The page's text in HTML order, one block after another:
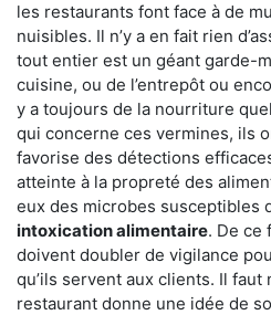
les restaurants font face à de
nuisibles. Il n’y a en fait rien
tout entier est un géant garde-
cuisine, ou de l’entrepôt ou
y a toujours de la nourriture
qui concerne ces vermines, ils
favorise des détections
atteinte à la propreté des
eux des microbes susceptibles
intoxication alimentaire. De ce
doivent doubler de vigilance
qu’ils servent aux clients. Il faut
restaurant donne une idée de